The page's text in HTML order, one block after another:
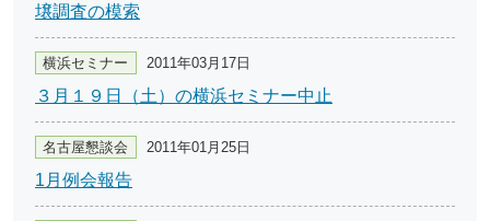
壌調査の模索
横浜セミナー 2011年03月17日
３月１９日（土）の横浜セミナー中止
名古屋懇談会 2011年01月25日
1月例会報告